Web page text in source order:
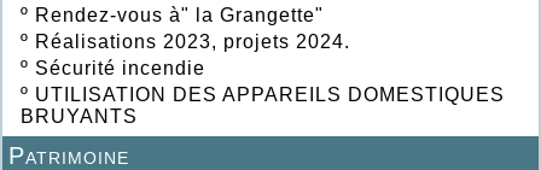
º Rendez-vous à" la Grangette"
º Réalisations 2023, projets 2024.
º Sécurité incendie
º UTILISATION DES APPAREILS DOMESTIQUES
BRUYANTS
Patrimoine